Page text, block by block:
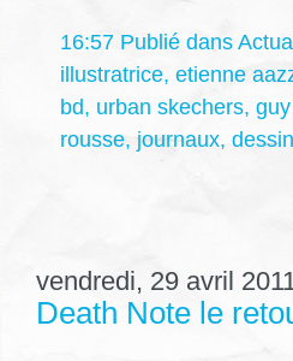
16:57 Publié dans
illustratrice, etienne
bd, urban skechers,
rousse, journaux,
vendredi, 29 avril
Death Note le